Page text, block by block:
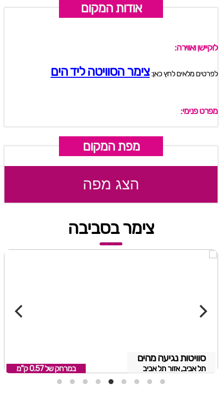
אודות המקום
לוקיישן ואווירה:
לפרטים מלאים לחץ כאן:צימר הסוויטה ליד הים
מפרט פנימי:
מפת המקום
הצג מפה
צימר בסביבה
סוויטות נגיעה מהים
תל אביב, אזור תל אביב במרחק של0.57 ק"מ